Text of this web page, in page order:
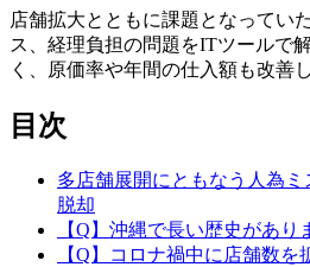
店舗拡大とともに課題となってい
ス、経理負担の問題をITツールで
く、原価率や年間の仕入額も改善し
目次
多店舗展開にともなう人為
脱却
【Q】沖縄で長い歴史があり
【Q】コロナ禍中に店舗数を